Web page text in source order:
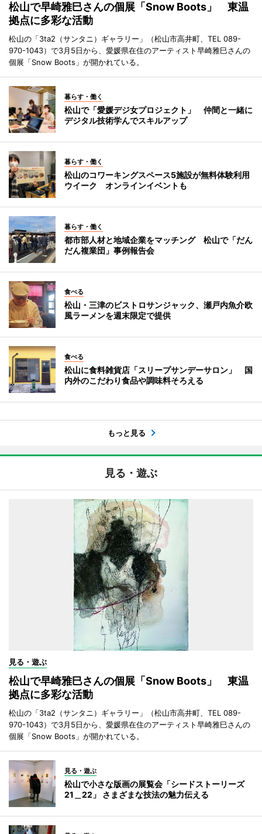
松山で早崎雅巳さんの個展「Snow Boots」 東温
拠点に多彩な活動
松山の「3ta2（サンタニ）ギャラリー」（松山市高井町、TEL 089-
970-1043）で3月5日から、愛媛県在住のアーティスト早崎雅巳さんの
個展「Snow Boots」が開かれている。
暮らす・働く
松山で「愛媛デジ女プロジェクト」 仲間と一緒に
デジタル技術学んでスキルアップ
暮らす・働く
松山のコワーキングスペース5施設が無料体験利用
ウイーク オンラインイベントも
暮らす・働く
都市部人材と地域企業をマッチング 松山で「だん
だん複業団」事例報告会
食べる
松山・三津のビストロサンジャック、瀬戸内魚介欧
風ラーメンを週末限定で提供
食べる
松山に食料雑貨店「スリープサンデーサロン」 国
内外のこだわり食品や調味料そろえる
もっと見る
見る・遊ぶ
見る・遊ぶ
松山で早崎雅巳さんの個展「Snow Boots」 東温
拠点に多彩な活動
松山の「3ta2（サンタニ）ギャラリー」（松山市高井町、TEL 089-
970-1043）で3月5日から、愛媛県在住のアーティスト早崎雅巳さんの
個展「Snow Boots」が開かれている。
見る・遊ぶ
松山で小さな版画の展覧会「シードストーリーズ
21＿22」 さまざまな技法の魅力伝える